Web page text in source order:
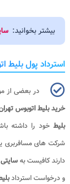
بیشتر بخوانید:
استرداد پول بلیط
در بعضی از
خرید بلیط اتوبوس
بلیطخود را داشته
شرکت های مسافربری
دارند کافیست به
و درخواست استرداد